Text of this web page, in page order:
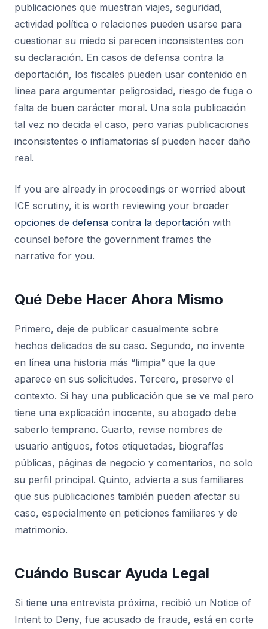
publicaciones que muestran viajes, seguridad,
actividad política o relaciones pueden usarse para
cuestionar su miedo si parecen inconsistentes con
su declaración. En casos de defensa contra la
deportación, los fiscales pueden usar contenido en
línea para argumentar peligrosidad, riesgo de fuga o
falta de buen carácter moral. Una sola publicación
tal vez no decida el caso, pero varias publicaciones
inconsistentes o inflamatorias sí pueden hacer daño
real.
If you are already in proceedings or worried about
ICE scrutiny, it is worth reviewing your broader
opciones de defensa contra la deportación with
counsel before the government frames the
narrative for you.
Qué Debe Hacer Ahora Mismo
Primero, deje de publicar casualmente sobre
hechos delicados de su caso. Segundo, no invente
en línea una historia más “limpia” que la que
aparece en sus solicitudes. Tercero, preserve el
contexto. Si hay una publicación que se ve mal pero
tiene una explicación inocente, su abogado debe
saberlo temprano. Cuarto, revise nombres de
usuario antiguos, fotos etiquetadas, biografías
públicas, páginas de negocio y comentarios, no solo
su perfil principal. Quinto, advierta a sus familiares
que sus publicaciones también pueden afectar su
caso, especialmente en peticiones familiares y de
matrimonio.
Cuándo Buscar Ayuda Legal
Si tiene una entrevista próxima, recibió un Notice of
Intent to Deny, fue acusado de fraude, está en corte